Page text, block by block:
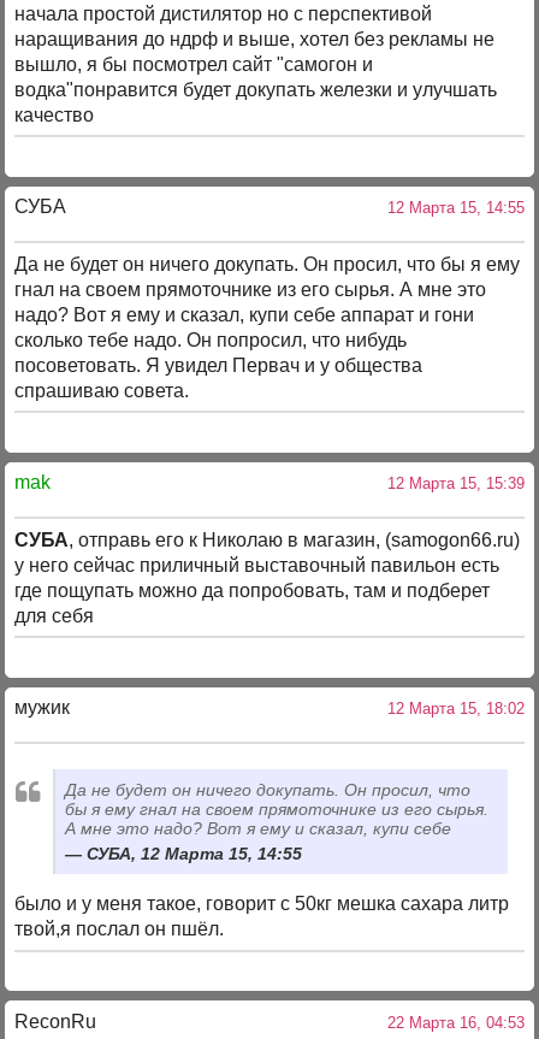
начала простой дистилятор но с перспективой
наращивания до ндрф и выше, хотел без рекламы не
вышло, я бы посмотрел сайт "самогон и
водка"понравится будет докупать железки и улучшать
качество
СУБА 12 Марта 15, 14:55
Да не будет он ничего докупать. Он просил, что бы я ему
гнал на своем прямоточнике из его сырья. А мне это
надо? Вот я ему и сказал, купи себе аппарат и гони
сколько тебе надо. Он попросил, что нибудь
посоветовать. Я увидел Первач и у общества
спрашиваю совета.
mak 12 Марта 15, 15:39
СУБА, отправь его к Николаю в магазин, (samogon66.ru)
у него сейчас приличный выставочный павильон есть
где пощупать можно да попробовать, там и подберет
для себя
мужик 12 Марта 15, 18:02
Да не будет он ничего докупать. Он просил, что
бы я ему гнал на своем прямоточнике из его сырья.
А мне это надо? Вот я ему и сказал, купи себе
СУБА, 12 Марта 15, 14:55
было и у меня такое, говорит с 50кг мешка сахара литр
твой,я послал он пшёл.
ReconRu 22 Марта 16, 04:53